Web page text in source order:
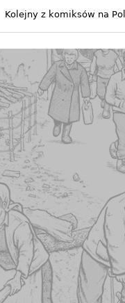
Kolejny z komiksów na